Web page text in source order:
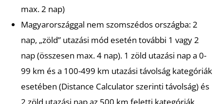
max. 2 nap)
Magyarországgal nem szomszédos országba: 2
nap, „zöld” utazási mód esetén további 1 vagy 2
nap (összesen max. 4 nap). 1 zöld utazási nap a 0-
99 km és a 100-499 km utazási távolság kategóriák
esetében (Distance Calculator szerinti távolság) és